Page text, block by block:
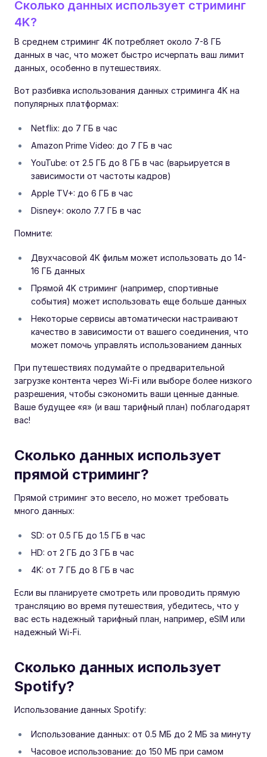
Сколько данных использует стриминг
4K?
В среднем стриминг 4K потребляет около 7-8 ГБ
данных в час, что может быстро исчерпать ваш лимит
данных, особенно в путешествиях.
Вот разбивка использования данных стриминга 4K на
популярных платформах:
Netflix: до 7 ГБ в час
Amazon Prime Video: до 7 ГБ в час
YouTube: от 2.5 ГБ до 8 ГБ в час (варьируется в
зависимости от частоты кадров)
Apple TV+: до 6 ГБ в час
Disney+: около 7.7 ГБ в час
Помните:
Двухчасовой 4K фильм может использовать до 14-
16 ГБ данных
Прямой 4K стриминг (например, спортивные
события) может использовать еще больше данных
Некоторые сервисы автоматически настраивают
качество в зависимости от вашего соединения, что
может помочь управлять использованием данных
При путешествиях подумайте о предварительной
загрузке контента через Wi-Fi или выборе более низкого
разрешения, чтобы сэкономить ваши ценные данные.
Ваше будущее «я» (и ваш тарифный план) поблагодарят
вас!
Сколько данных использует
прямой стриминг?
Прямой стриминг это весело, но может требовать
много данных:
SD: от 0.5 ГБ до 1.5 ГБ в час
HD: от 2 ГБ до 3 ГБ в час
4K: от 7 ГБ до 8 ГБ в час
Если вы планируете смотреть или проводить прямую
трансляцию во время путешествия, убедитесь, что у
вас есть надежный тарифный план, например, eSIM или
надежный Wi-Fi.
Сколько данных использует
Spotify?
Использование данных Spotify:
Использование данных: от 0.5 МБ до 2 МБ за минуту
Часовое использование: до 150 МБ при самом